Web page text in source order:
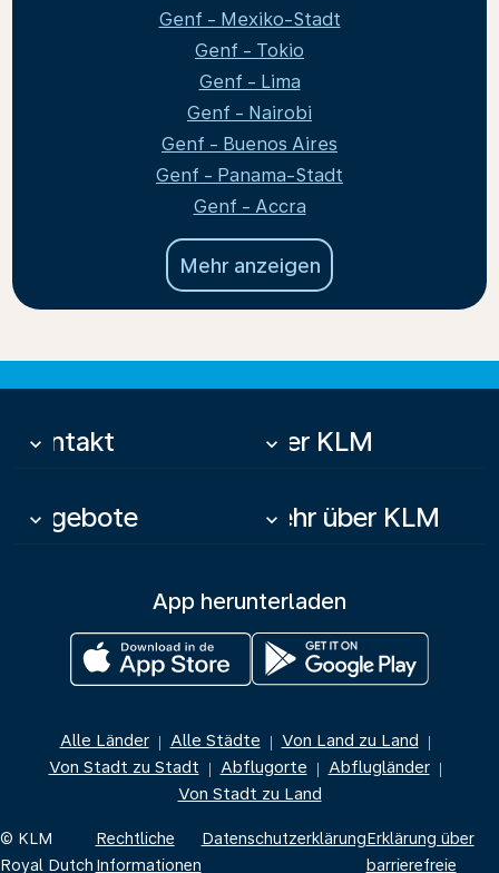
Genf - Mexiko-Stadt
Genf - Tokio
Genf - Lima
Genf - Nairobi
Genf - Buenos Aires
Genf - Panama-Stadt
Genf - Accra
Mehr anzeigen
Kontakt
keyboard_arrow_down Über KLM
keyboard_arrow_down
Angebote
keyboard_arrow_down Mehr über KLM
keyboard_arrow_down
App herunterladen
Alle Länder | Alle Städte | Von Land zu Land |
Von Stadt zu Stadt | Abflugorte | Abflugländer |
Von Stadt zu Land
© KLM
Royal Dutch
Rechtliche
Informationen
DatenschutzerklärungErklärung über
barrierefreie